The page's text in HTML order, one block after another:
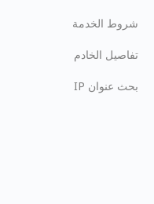
شروط الخدمة
تفاصيل الخادم
بحث عنوان IP